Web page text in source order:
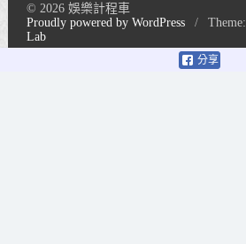
分享
© 2026 娛樂計程車
Proudly powered by WordPress
/
Lab